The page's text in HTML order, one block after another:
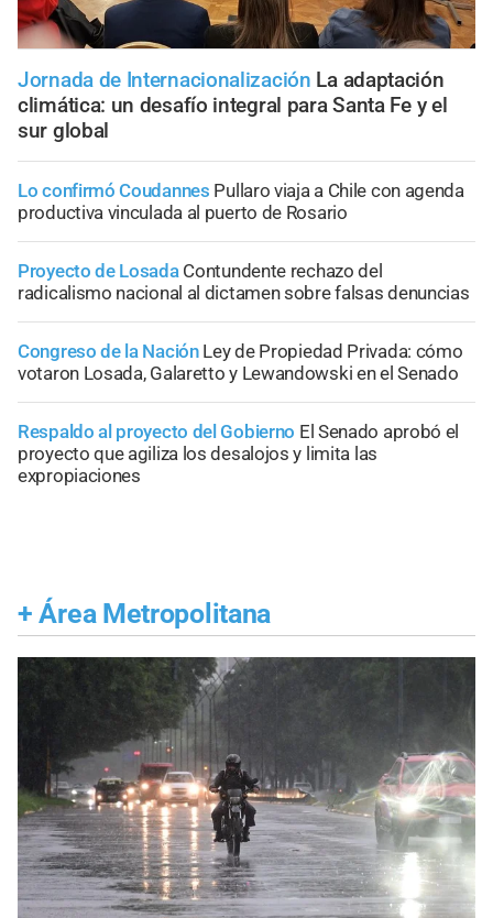
Jornada de Internacionalización La adaptación
climática: un desafío integral para Santa Fe y el
sur global
Lo confirmó Coudannes Pullaro viaja a Chile con agenda
productiva vinculada al puerto de Rosario
Proyecto de Losada Contundente rechazo del
radicalismo nacional al dictamen sobre falsas denuncias
Congreso de la Nación Ley de Propiedad Privada: cómo
votaron Losada, Galaretto y Lewandowski en el Senado
Respaldo al proyecto del Gobierno El Senado aprobó el
proyecto que agiliza los desalojos y limita las
expropiaciones
+ Área Metropolitana